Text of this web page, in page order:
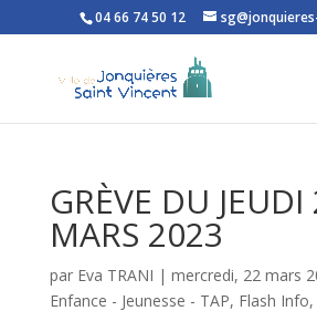
Ouvrir la barre d’outils
04 66 74 50 12
GRÈVE DU JEUDI
MARS 2023
par Eva TRANI | mercredi, 22 mars
Enfance - Jeunesse - TAP, Flash Info,